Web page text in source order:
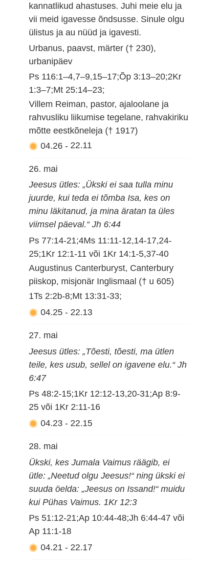
kannatlikud ahastuses. Juhi meie elu ja
vii meid igavesse õndsusse. Sinule olgu
ülistus ja au nüüd ja igavesti.
Urbanus, paavst, märter († 230),
urbanipäev
Ps 116:1–4,7–9,15–17;Õp 3:13–20;2Kr
1:3–7;Mt 25:14–23;
Villem Reiman, pastor, ajaloolane ja
rahvusliku liikumise tegelane, rahvakiriku
mõtte eestkõneleja († 1917)
04.26 - 22.11
26. mai
Jeesus ütles: „Ükski ei saa tulla minu
juurde, kui teda ei tõmba Isa, kes on
minu läkitanud, ja mina äratan ta üles
viimsel päeval.“ Jh 6:44
Ps 77:14-21;4Ms 11:11-12,14-17,24-
25;1Kr 12:1-11 või 1Kr 14:1-5,37-40
Augustinus Canterburyst, Canterbury
piiskop, misjonär Inglismaal († u 605)
1Ts 2:2b-8;Mt 13:31-33;
04.25 - 22.13
27. mai
Jeesus ütles: „Tõesti, tõesti, ma ütlen
teile, kes usub, sellel on igavene elu.“ Jh
6:47
Ps 48:2-15;1Kr 12:12-13,20-31;Ap 8:9-
25 või 1Kr 2:11-16
04.23 - 22.15
28. mai
Ükski, kes Jumala Vaimus räägib, ei
ütle: „Neetud olgu Jeesus!“ ning ükski ei
suuda öelda: „Jeesus on Issand!“ muidu
kui Pühas Vaimus. 1Kr 12:3
Ps 51:12-21;Ap 10:44-48;Jh 6:44-47 või
Ap 11:1-18
04.21 - 22.17